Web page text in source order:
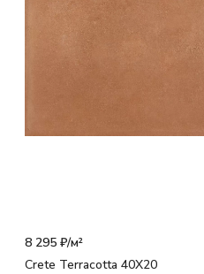
8 295 ₽/м²
Crete Terracotta 40X20